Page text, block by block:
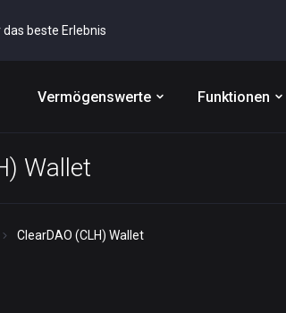
beste Erlebnis
Vermögenswerte Funktionen
Wallet
ClearDAO (CLH) Wallet